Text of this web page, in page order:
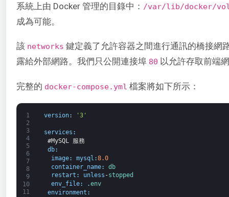
系統上由 Docker 管理的目錄中： /var/lib/docker/
成為可能。
該 networks 鍵定義了允許容器之間進行通訊的橋接網
露給外部網路。我們只公開連接埠 80 以允許存取前端
完整的 docker-compose.yml 檔案將如下所示：
1
2
3
4
5
6
7
8
9
10
11
version: '3'
services :
#MySQL 服務
db:
image: mysql :8.0
container_name:
db
restart : unless -stopped
env_file: .env
environment :